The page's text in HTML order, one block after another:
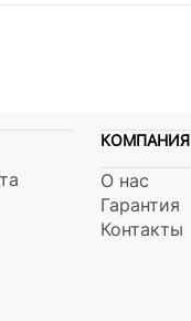
КОМПАНИЯ
О нас
Гарантия
Контакты